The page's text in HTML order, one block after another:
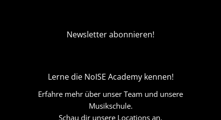
Newsletter abonnieren!
Lerne die NoISE Academy kennen!
Erfahre mehr über unser Team und unsere
Musikschule.
Schau dir unsere Locations an.